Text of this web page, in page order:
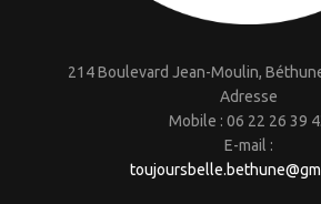
214 Boulevard Jean-Moulin,
Adresse
Mobile : 06 22 26 39
E-mail :